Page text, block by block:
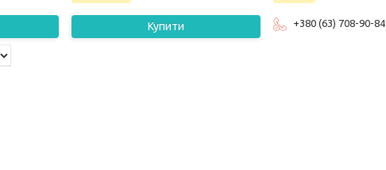
Купити +380 (63) 708-90-84